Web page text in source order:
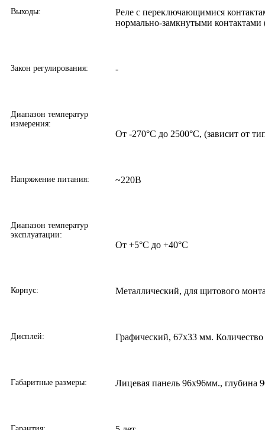
Выходы:
Реле с переключающимися
нормально-замкнутыми
Закон регулирования: -
Диапазон температур
измерения:
От -270°С до 2500°С, (зависит от
Напряжение питания: ~220В
Диапазон температур
эксплуатации:
От +5°С до +40°С
Корпус: Металлический, для щитового
Дисплей: Графический, 67х33 мм. Количество
Габаритные размеры: Лицевая панель 96х96мм., глубина